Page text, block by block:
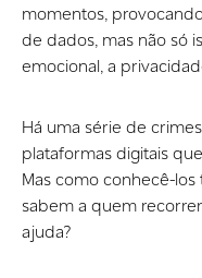
momentos,
de dados, mas não só
emocional, a
Há uma série de
plataformas digitais
Mas como conhecê-
sabem a quem
ajuda?